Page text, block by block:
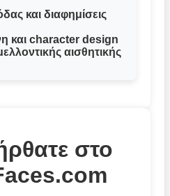
και διαφημίσεις
και character design
αισθητικής
στο